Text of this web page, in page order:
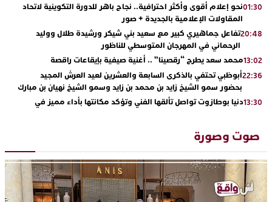
01:30نحو إعلام أقوى وأكثر احترافية.. نجاح باهر للدورة التكوينية لاتحاد
المقاولات الإعلامية بالجديدة + صور
20:48تفاعل جماهيري كبير مع سعيد بني شيكر ورشيدة طلال ووليد
الرحماني في المهرجان المتوسطي للناظور
13:02محمد سعد يطرح “رقصينا” .. أغنية صيفية بإيقاعات راقصة
22:36أبوظبي تحتفي بالذكرى السابعة والعشرين لعيد العرش المجيد
بحضور سمو الشيخ زايد بن محمد بن زايد وسمو الشيخ نهيان بن مبارك
13:30دنيا بوطازوت تواصل تألقها الفني وتؤكد مكانتها بأداء مميز في
رهينتين من قبضة ذي سوابق بالجديدة
اتحاد المقاولات الإعلامية يقود قاطرة التكوين بالجديدة ويستضيف
الإعلامي سعيد بلفقير في دورة استثنائية
23:18 ترسيخا لثقافة ترشيد الموارد المائية.. اختتام فعاليات النسخة الثانية
من “القرية الذكية للماء” بمركز الاصطياف ببوزنيقة
صوت وصورة